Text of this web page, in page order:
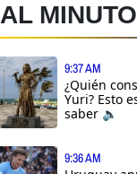
AL MINUTO
9:37 AM
¿Quién
Yuri? Esto
saber 🔈
9:36 AM